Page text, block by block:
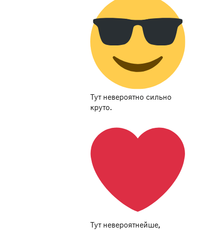
Тут невероятно сильно
круто.
Тут невероятнейше,